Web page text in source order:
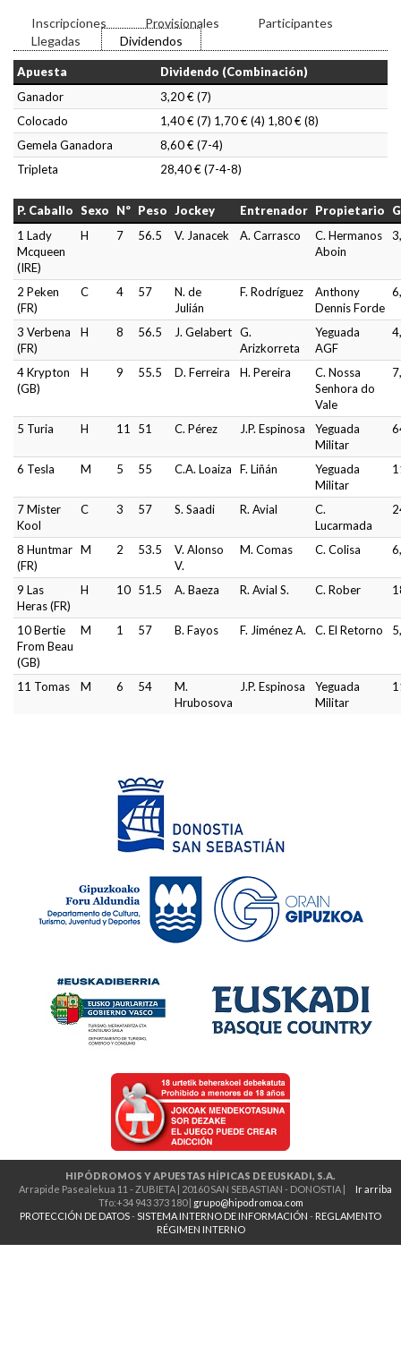
Inscripciones Provisionales
Participantes
Llegadas
Dividendos
Apuesta
Dividendo (Combinación)
Ganador
3,20 € (7)
Colocado
1,40 € (7) 1,70 € (4) 1,80 € (8)
Gemela Ganadora
8,60 € (7-4)
Tripleta
28,40 € (7-4-8)
P. Caballo Sexo Nº Peso Jockey Entrenador Propietario
1 Lady
Mcqueen
(IRE)
H 7 56.5 V. Janacek A. Carrasco
C. Hermanos
Aboin
2 Peken
(FR)
C 4 57
N. de
Julián
F. Rodríguez
Anthony
Dennis Forde
3 Verbena
(FR)
H 8 56.5 J. Gelabert G.
Arizkorreta
Yeguada
AGF
4 Krypton
(GB)
H 9 55.5 D. Ferreira H. Pereira
C. Nossa
Senhora do
Vale
5 Turia H 11 51 C. Pérez J.P. Espinosa
Yeguada
Militar
6 Tesla M 5 55 C.A. Loaiza F. Liñán
Yeguada
Militar
7 Mister
Kool
C 3 57 S. Saadi R. Avial
C.
Lucarmada
8 Huntmar
(FR)
M 2 53.5
V. Alonso
V.
M. Comas C. Colisa
9 Las
Heras (FR)
H 10 51.5 A. Baeza R. Avial S. C. Rober
10 Bertie
From Beau
(GB)
M 1 57 B. Fayos F. Jiménez A. C. El Retorno
11 Tomas M 6 54
M.
Hrubosova
J.P. Espinosa
Yeguada
Militar
HIPÓDROMOS Y APUESTAS HÍPICAS DE EUSKADI, S.A.
Ir arriba
Arrapide Pasealekua 11 - ZUBIETA | 20160 SAN SEBASTIAN - DONOSTIA |
Tfo:+34 943 373 180 | grupo@hipodromoa.com
PROTECCIÓN DE DATOS-SISTEMA INTERNO DE INFORMACIÓN - REGLAMENTO
RÉGIMEN INTERNO